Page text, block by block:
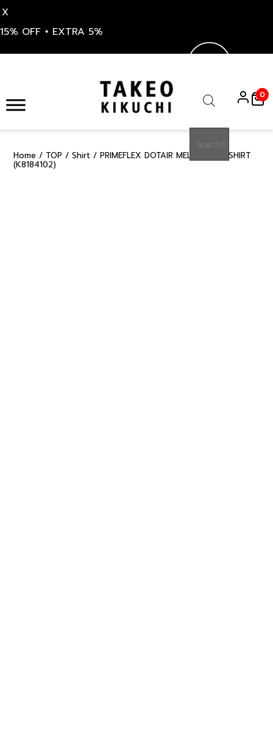
X
15% OFF + EXTRA 5%
content
search
0
Home / TOP / Shirt / PRIMEFLEX DOTAIR MELANGE LS SHIRT
(K8184102)